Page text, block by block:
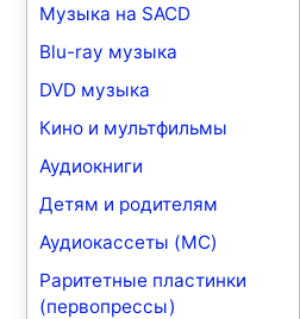
Музыка на SACD
Blu-ray музыка
DVD музыка
Кино и мультфильмы
Аудиокниги
Детям и родителям
Аудиокассеты (MC)
Раритетные пластинки
(первопрессы)